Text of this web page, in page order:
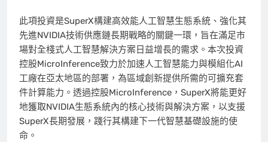
此項投資是SuperX構建高效能人工智慧生態系統、強化其
先進NVIDIA技術供應鏈長期戰略的關鍵一環，旨在滿足市
場對全棧式人工智慧解決方案日益增長的需求。本次投資
控股MicroInference致力於加速人工智慧能力與模組化AI
工廠在亞太地區的部署，為區域創新提供所需的可擴充套
件計算能力。透過控股MicroInference，SuperX將能更好
地獲取NVIDIA生態系統內的核心技術與解決方案，以支援
SuperX長期發展，踐行其構建下一代智慧基礎設施的使
命。